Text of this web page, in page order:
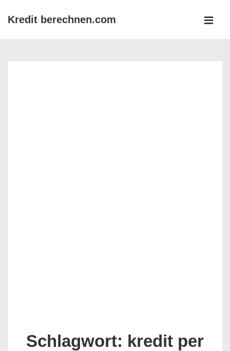
ZumKredit berechnen.com
Schlagwort: kredit per